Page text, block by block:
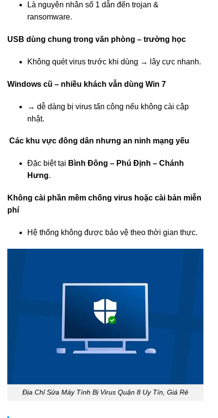
Là nguyên nhân số 1 dẫn đến trojan &
ransomware.
USB dùng chung trong văn phòng – trường học
Không quét virus trước khi dùng → lây cực nhanh.
Windows cũ – nhiều khách vẫn dùng Win 7
→ dễ dàng bị virus tấn công nếu không cài cập
nhật.
Các khu vực đông dân nhưng an ninh mạng yếu
Đặc biệt tại Bình Đông – Phú Định – Chánh
Hưng.
Không cài phần mềm chống virus hoặc cài bản miễn
phí
Hệ thống không được bảo vệ theo thời gian thực.
Địa Chỉ Sửa Máy Tính Bị Virus Quận 8 Uy Tín, Giá Rẻ